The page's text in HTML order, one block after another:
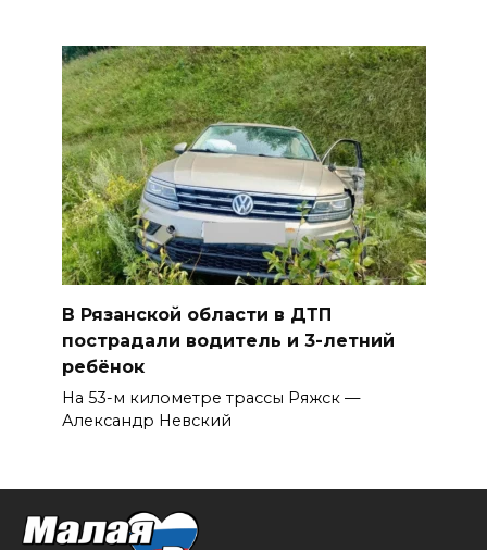
В Рязанской области в ДТП
пострадали водитель и 3-летний
ребёнок
На 53-м километре трассы Ряжск —
Александр Невский